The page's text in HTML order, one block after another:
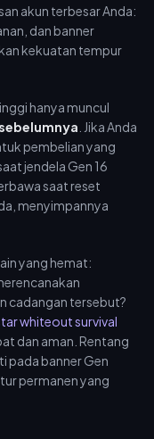
akun terbesar Anda:
dan banner
kekuatan tempur
hanya muncul
. Jika Anda
pembelian yang
jendela Gen 16
saat reset
menyimpannya
yang hemat:
cadangan tersebut?
whiteout survival
dan aman. Rentang
pada banner Gen
permanen yang